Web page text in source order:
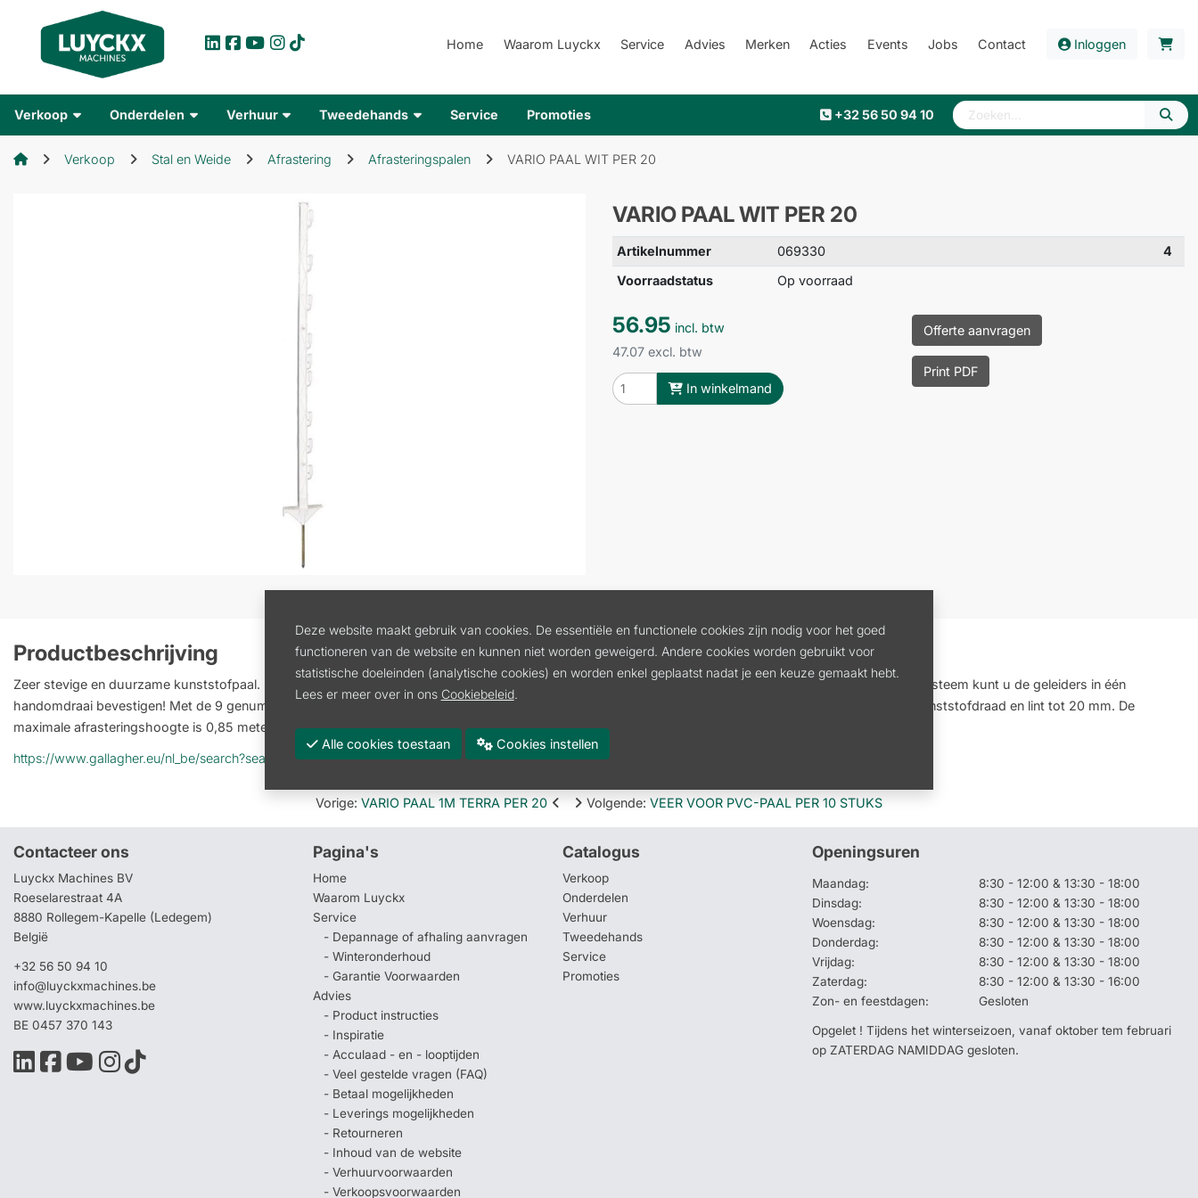
Home Waarom Luyckx Service Advies Merken Acties Events Jobs Contact Inloggen
Verkoop Onderdelen Verhuur Tweedehands Service Promoties +32 56 50 94 10
Verkoop Stal en Weide Afrastering Afrasteringspalen VARIO PAAL WIT PER 20
VARIO PAAL WIT PER 20
Artikelnummer 069330
4
Voorraadstatus
Op voorraad
56.95 incl. btw
47.07 excl. btw
In winkelmand
Offerte aanvragen
Print PDF
Productbeschrijving
Zeer stevige en duurzame kunststofpaal. Het unieke Twist & Lock systeem zorgt voor een eenvoudige en solide bevestiging van uw geleiders. Met dit systeem kunt u de geleiders in één
handomdraai bevestigen! Met de 9 genummerde draadhouders is de vario paal voor bijna alle diersoorten te gebruiken. De vario paal is geschikt voor kunststofdraad en lint tot 20 mm. De
maximale afrasteringshoogte is 0,85 meter.
https://www.gallagher.eu/nl_be/search?search=069330
Vorige: VARIO PAAL 1M TERRA PER 20 Volgende:VEER VOOR PVC-PAAL PER 10 STUKS
Contacteer ons
Luyckx Machines BV
Roeselarestraat 4A
8880 Rollegem-Kapelle (Ledegem)
België
+32 56 50 94 10
info@luyckxmachines.be
www.luyckxmachines.be
BE 0457 370 143
Pagina's
Home
Waarom Luyckx
Service
- Depannage of afhaling aanvragen
- Winteronderhoud
- Garantie Voorwaarden
Advies
- Product instructies
- Inspiratie
- Acculaad - en - looptijden
- Veel gestelde vragen (FAQ)
- Betaal mogelijkheden
- Leverings mogelijkheden
- Retourneren
- Inhoud van de website
- Verhuurvoorwaarden
- Verkoopsvoorwaarden
Catalogus
Verkoop
Onderdelen
Verhuur
Tweedehands
Service
Promoties
Openingsuren
Maandag:
8:30 - 12:00 & 13:30 - 18:00
Dinsdag:
8:30 - 12:00 & 13:30 - 18:00
Woensdag:
8:30 - 12:00 & 13:30 - 18:00
Donderdag:
8:30 - 12:00 & 13:30 - 18:00
Vrijdag:
8:30 - 12:00 & 13:30 - 18:00
Zaterdag:
8:30 - 12:00 & 13:30 - 16:00
Zon- en feestdagen:
Gesloten
Opgelet ! Tijdens het winterseizoen, vanaf oktober tem februari
op ZATERDAG NAMIDDAG gesloten.
Deze website maakt gebruik van cookies. De essentiële en functionele cookies zijn nodig voor het goed
functioneren van de website en kunnen niet worden geweigerd. Andere cookies worden gebruikt voor
statistische doeleinden (analytische cookies) en worden enkel geplaatst nadat je een keuze gemaakt hebt.
Lees er meer over in ons Cookiebeleid.
Alle cookies toestaan Cookies instellen